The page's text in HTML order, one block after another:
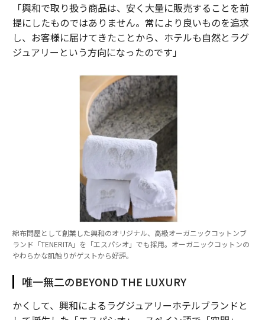
「興和で取り扱う商品は、安く大量に販売することを前
提にしたものではありません。常により良いものを追求
し、お客様に届けてきたことから、ホテルも自然とラグ
ジュアリーという方向になったのです」
綿布問屋として創業した興和のオリジナル、高級オーガニックコットンブ
ランド「TENERITA」を「エスパシオ」でも採用。オーガニックコットンの
やわらかな肌触りがゲストから好評。
唯一無二のBEYOND THE LUXURY
かくして、興和によるラグジュアリーホテルブランドと